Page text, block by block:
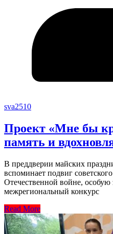
sva2510
Проект «Мне бы
память и
В преддверии майских
вспоминает подвиг
Отечественной войне, особую
межрегиональный конкурс
Read More